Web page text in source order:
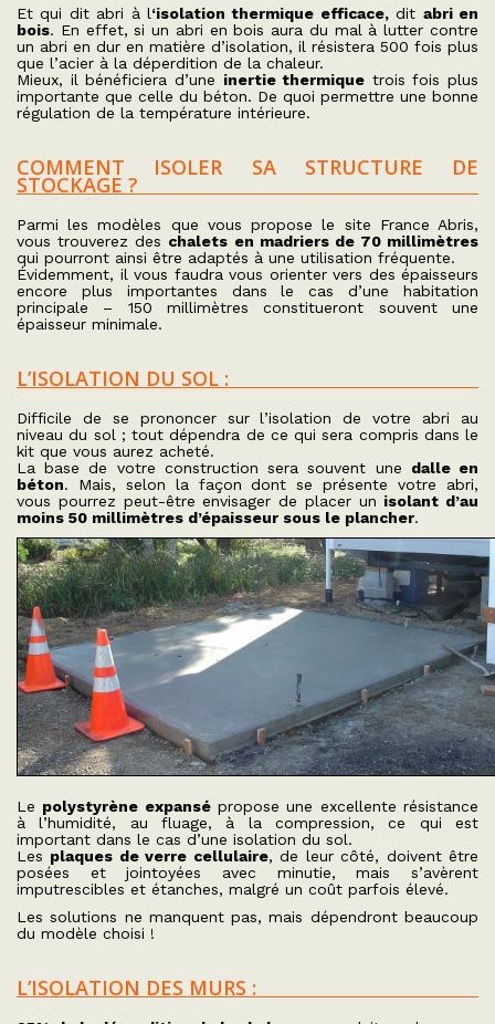
Et qui dit abri à l‘isolation thermique efficace,dit abri en
bois. En effet, si un abri en bois aura du mal à lutter contre
un abri en dur en matière d’isolation, il résistera 500 fois plus
que l’acier à la déperdition de la chaleur.
Mieux, il bénéficiera d’une inertie thermique trois fois plus
importante que celle du béton. De quoi permettre une bonne
régulation de la température intérieure.
COMMENT ISOLER SA STRUCTURE DE
STOCKAGE ?
Parmi les modèles que vous propose le site France Abris,
vous trouverez des chalets en madriers de 70 millimètres
qui pourront ainsi être adaptés à une utilisation fréquente.
Évidemment, il vous faudra vous orienter vers des épaisseurs
encore plus importantes dans le cas d’une habitation
principale – 150 millimètres constitueront souvent une
épaisseur minimale.
L’ISOLATION DU SOL :
Difficile de se prononcer sur l’isolation de votre abri au
niveau du sol ; tout dépendra de ce qui sera compris dans le
kit que vous aurez acheté.
La base de votre construction sera souvent une dalle en
béton. Mais, selon la façon dont se présente votre abri,
vous pourrez peut-être envisager de placer un isolant d’au
moins 50 millimètres d’épaisseur sous le plancher.
Le polystyrène expansépropose une excellente résistance
à l’humidité, au fluage, à la compression, ce qui est
important dans le cas d’une isolation du sol.
Les plaques de verre cellulaire, de leur côté, doivent être
posées et jointoyées avec minutie, mais s’avèrent
imputrescibles et étanches, malgré un coût parfois élevé.
Les solutions ne manquent pas, mais dépendront beaucoup
du modèle choisi !
L’ISOLATION DES MURS :